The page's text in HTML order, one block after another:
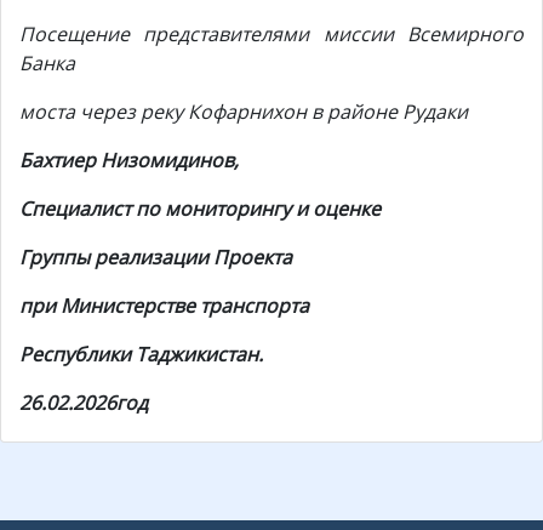
Посещениепредставителями миссии Всемирного
Банка
моста через реку Кофарнихон в районе Рудаки
Бахтиер Низомидинов,
Специалист по мониторингу и оценке
Группы реализации Проекта
при Министерстве транспорта
Республики Таджикистан.
26.02.2026год